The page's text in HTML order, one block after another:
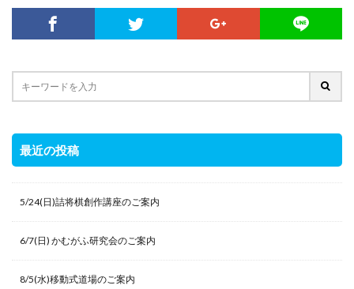
最近の投稿
5/24(日)詰将棋創作講座のご案内
6/7(日) かむがふ研究会のご案内
8/5(水)移動式道場のご案内